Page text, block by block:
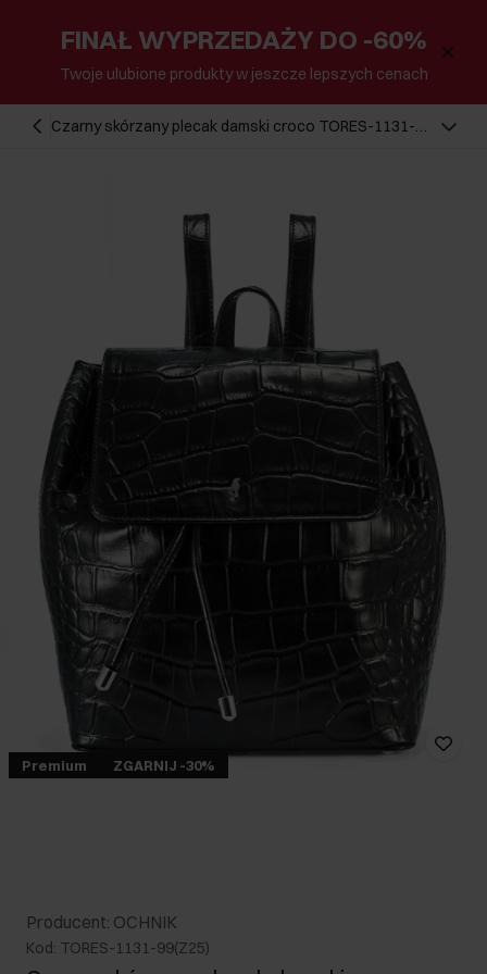
FINAŁ WYPRZEDAŻY DO -60%
Twoje ulubione produkty w jeszcze lepszych cenach
Czarny skórzany plecak damski croco TORES-1131-
Premium ZGARNIJ -30%
Producent: OCHNIK
Kod: TORES-1131-99(Z25)